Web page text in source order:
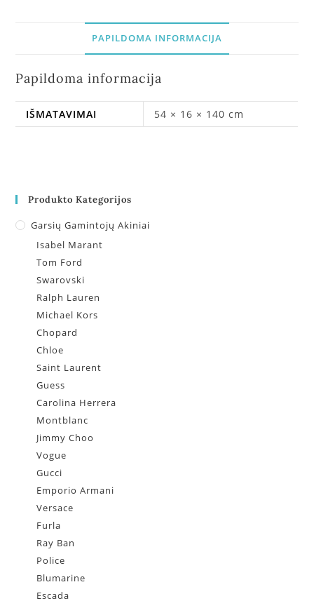
PAPILDOMA INFORMACIJA
Papildoma informacija
IŠMATAVIMAI 54 × 16 × 140 cm
Produkto Kategorijos
Garsių Gamintojų Akiniai
Isabel Marant
Tom Ford
Swarovski
Ralph Lauren
Michael Kors
Chopard
Chloe
Saint Laurent
Guess
Carolina Herrera
Montblanc
Jimmy Choo
Vogue
Gucci
Emporio Armani
Versace
Furla
Ray Ban
Police
Blumarine
Escada